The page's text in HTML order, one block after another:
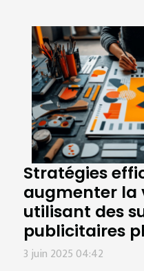
Stratégies
augmenter la
utilisant des
publicitaires
3 juin 2025 04:42